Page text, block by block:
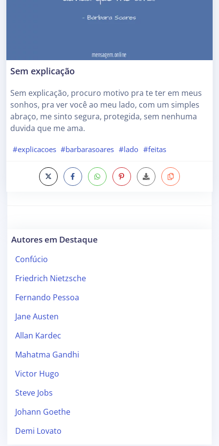
Sem explicação
Sem explicação, procuro motivo pra te ter em meus
sonhos, pra ver você ao meu lado, com um simples
abraço, me sinto segura, protegida, sem nenhuma
duvida que me ama.
#explicacoes #barbarasoares #lado #feitas
Autores em Destaque
Confúcio
Friedrich Nietzsche
Fernando Pessoa
Jane Austen
Allan Kardec
Mahatma Gandhi
Victor Hugo
Steve Jobs
Johann Goethe
Demi Lovato